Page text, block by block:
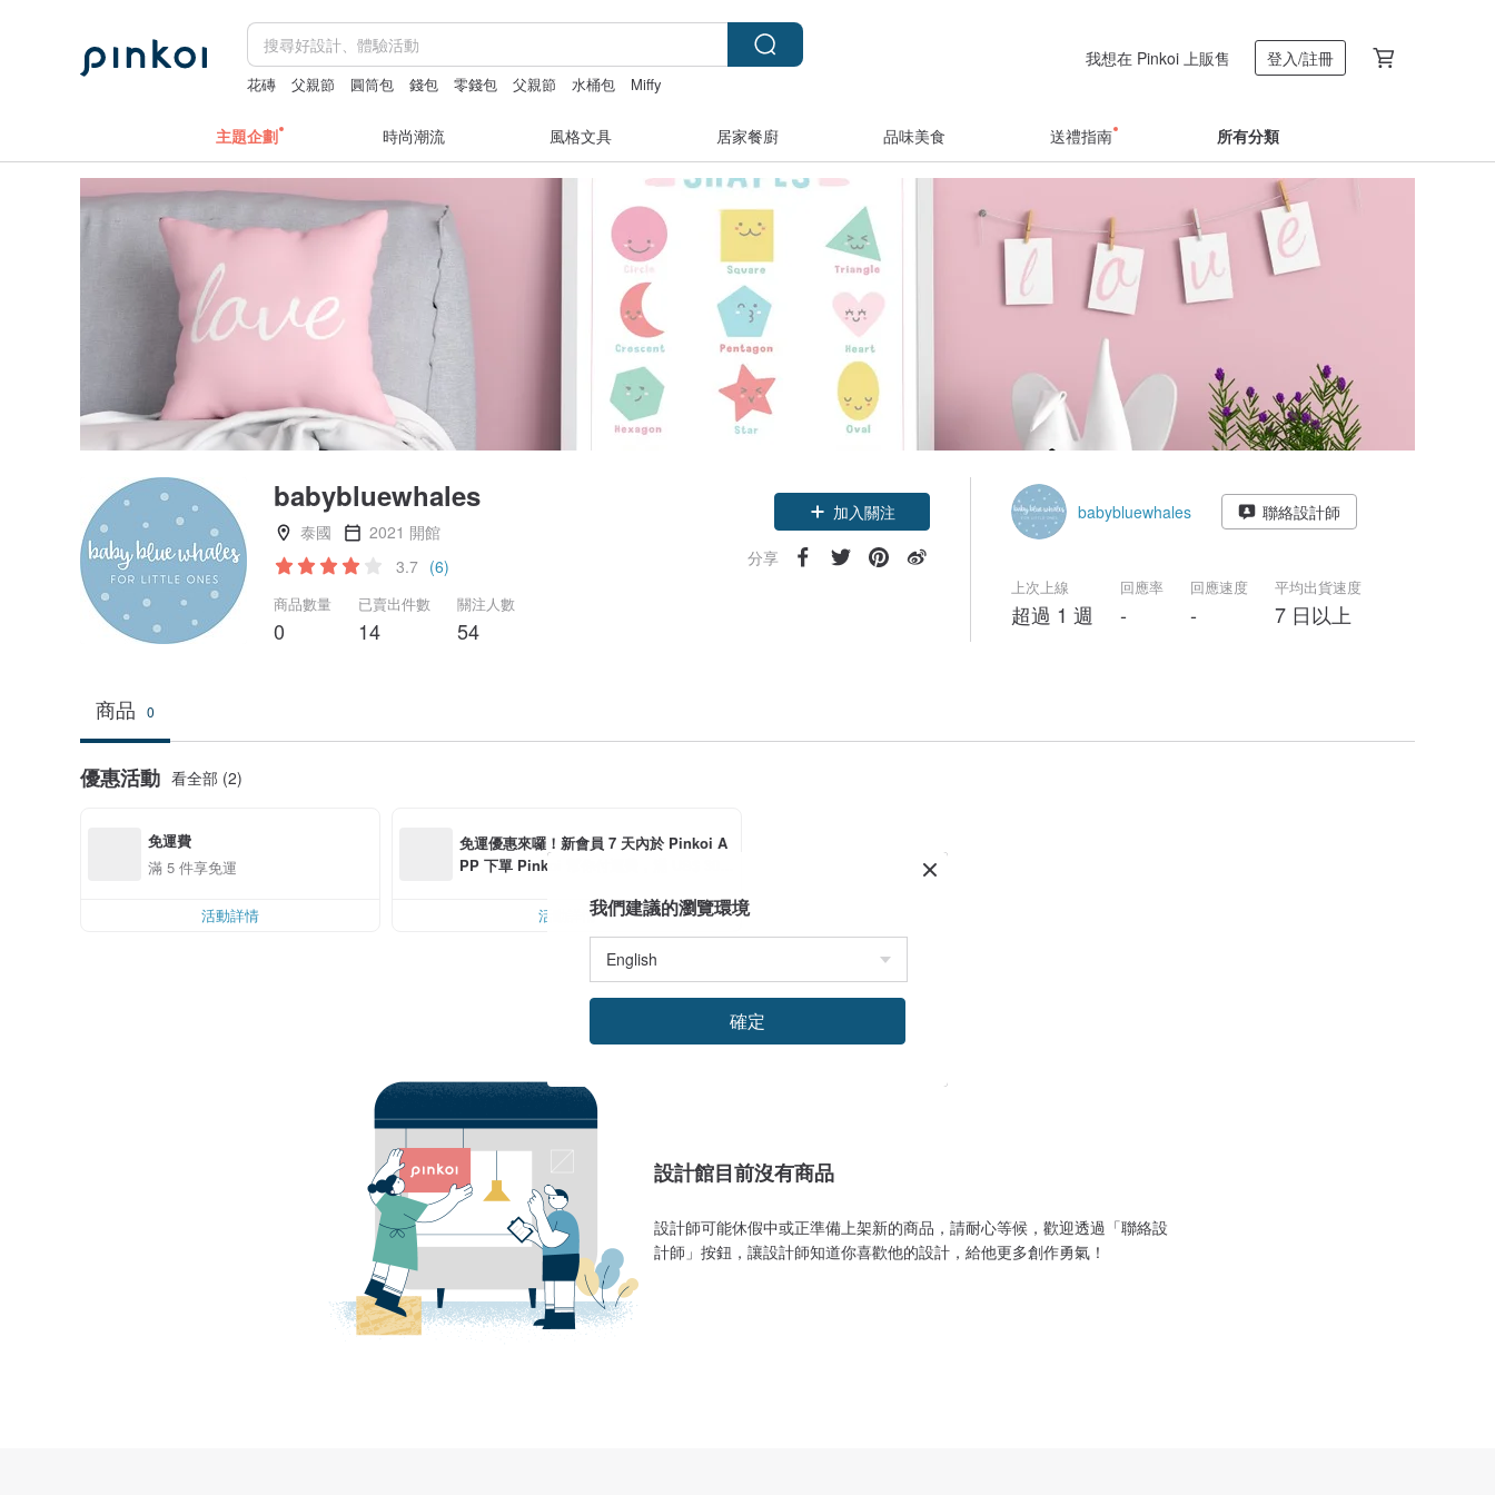
花磚 父親節 圓筒包 錢包 零錢包 父親節 水桶包 Miffy
我想在 Pinkoi 上販售 登入/註冊
主題企劃 時尚潮流 風格文具 居家餐廚 品味美食 送禮指南 所有分類
babybluewhales
泰國
2021 開館
3.7 (6)
商品數量
0
已賣出件數
14
關注人數
54
加入關注
分享
babybluewhales 聯絡設計師
上次上線
超過 1 週
回應率
-
回應速度
-
平均出貨速度
7 日以上
商品 0
優惠活動 看全部 (2)
免運費
滿 5 件享免運
活動詳情
免運優惠來囉！新會員 7 天內於 Pinkoi A
PP 下單 Pinkoi 幫你付運費，滿 US$ 30.0
活動詳情
設計館目前沒有商品
設計師可能休假中或正準備上架新的商品，請耐心等候，歡迎透過「聯絡設
計師」按鈕，讓設計師知道你喜歡他的設計，給他更多創作勇氣！
我們建議的瀏覽環境
確定